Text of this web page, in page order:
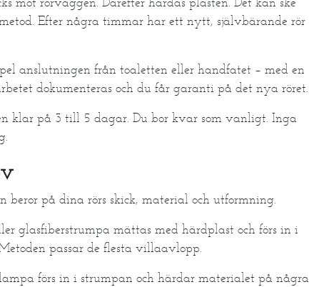
Efter några timmar har ett nytt, självbärande rör
anslutningen från toaletten eller handfatet – med en
dokumenteras och du får garanti på det nya röret.
klar på 3 till 5 dagar. Du bor kvar som vanligt. Inga
beror på dina rörs skick, material och utformning.
glasfiberstrumpa mättas med härdplast och förs in i
passar de flesta villaavlopp.
förs in i strumpan och härdar materialet på några